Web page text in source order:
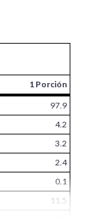
1 Porción
97.9
4.2
3.2
2.4
0.1
11.5